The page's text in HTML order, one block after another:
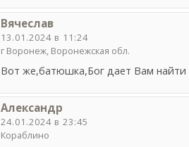
Вячеслав
13.01.2024 в 11:24
г Воронеж, Воронежская обл.
Вот же,батюшка,Бог дает Вам найти
Александр
24.01.2024 в 23:45
Кораблино